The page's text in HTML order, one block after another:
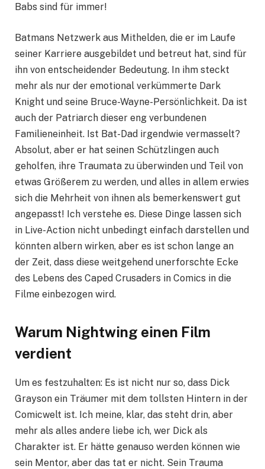
Babs sind für immer!
Batmans Netzwerk aus Mithelden, die er im Laufe
seiner Karriere ausgebildet und betreut hat, sind für
ihn von entscheidender Bedeutung. In ihm steckt
mehr als nur der emotional verkümmerte Dark
Knight und seine Bruce-Wayne-Persönlichkeit. Da ist
auch der Patriarch dieser eng verbundenen
Familieneinheit. Ist Bat-Dad irgendwie vermasselt?
Absolut, aber er hat seinen Schützlingen auch
geholfen, ihre Traumata zu überwinden und Teil von
etwas Größerem zu werden, und alles in allem erwies
sich die Mehrheit von ihnen als bemerkenswert gut
angepasst! Ich verstehe es. Diese Dinge lassen sich
in Live-Action nicht unbedingt einfach darstellen und
könnten albern wirken, aber es ist schon lange an
der Zeit, dass diese weitgehend unerforschte Ecke
des Lebens des Caped Crusaders in Comics in die
Filme einbezogen wird.
Warum Nightwing einen Film
verdient
Um es festzuhalten: Es ist nicht nur so, dass Dick
Grayson ein Träumer mit dem tollsten Hintern in der
Comicwelt ist. Ich meine, klar, das steht drin, aber
mehr als alles andere liebe ich, wer Dick als
Charakter ist. Er hätte genauso werden können wie
sein Mentor, aber das tat er nicht. Sein Trauma